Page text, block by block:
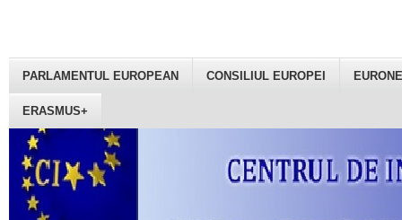
PARLAMENTUL EUROPEAN CONSILIUL EUROPEI
ERASMUS+